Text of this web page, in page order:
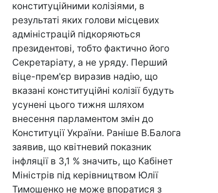
конституційними колізіями, в
результаті яких голови місцевих
адміністрацій підкоряються
президентові, тобто фактично його
Секретаріату, а не уряду. Перший
віце-прем'єр виразив надію, що
вказані конституційні колізії будуть
усунені цього тижня шляхом
внесення парламентом змін до
Конституції України. Раніше В.Балога
заявив, що квітневий показник
інфляції в 3,1 % значить, що Кабінет
Міністрів під керівництвом Юлії
Тимошенко не може впоратися з